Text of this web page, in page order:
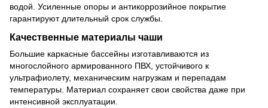
водой. Усиленные опоры и антикоррозийное покрытие
гарантируют длительный срок службы.
Качественные материалы чаши
Большие каркасные бассейны изготавливаются из
многослойного армированного ПВХ, устойчивого к
ультрафиолету, механическим нагрузкам и перепадам
температуры. Материал сохраняет свои свойства даже при
интенсивной эксплуатации.